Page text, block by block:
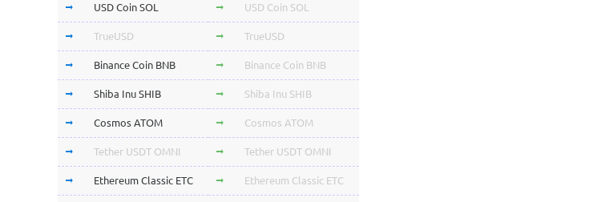
USD Coin SOL USD Coin SOL
TrueUSD TrueUSD
Binance Coin BNB Binance Coin BNB
Shiba Inu SHIB Shiba Inu SHIB
Cosmos ATOM Cosmos ATOM
Tether USDT OMNI Tether USDT OMNI
Ethereum Classic ETC Ethereum Classic ETC